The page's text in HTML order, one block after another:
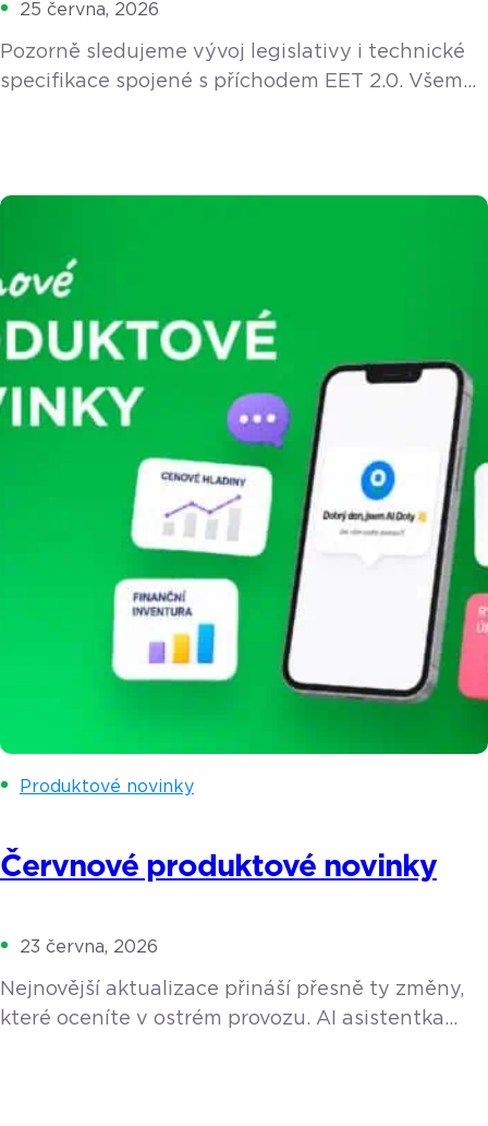
25 června, 2026
Pozorně sledujeme vývoj legislativy i technické
specifikace spojené s příchodem EET 2.0. Všem
tržeb, který do podnikatelského světa přichází
– ať už jste instalatér, elektrikář, truhlář, zedník
nebo malíř – zbystřete. Nový […]
Produktové novinky
Červnové produktové novinky
23 června, 2026
Nejnovější aktualizace přináší přesně ty změny,
které oceníte v ostrém provozu. AI asistentka